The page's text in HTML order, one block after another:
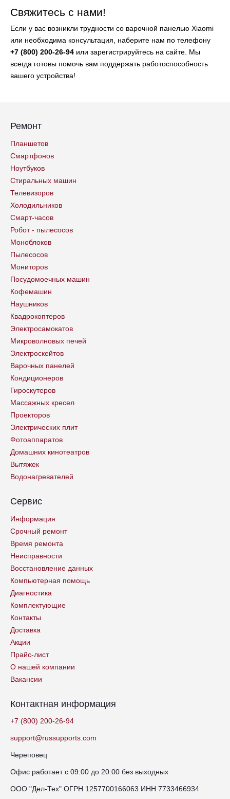
Свяжитесь с нами!
Если у вас возникли трудности со варочной панелью Xiaomi
или необходима консультация, наберите нам по телефону
+7 (800) 200-26-94 или зарегистрируйтесь на сайте. Мы
всегда готовы помочь вам поддержать работоспособность
вашего устройства!
Ремонт
Планшетов
Смартфонов
Ноутбуков
Стиральных машин
Телевизоров
Холодильников
Смарт-часов
Робот - пылесосов
Моноблоков
Пылесосов
Мониторов
Посудомоечных машин
Кофемашин
Наушников
Квадрокоптеров
Электросамокатов
Микроволновых печей
Электроскейтов
Варочных панелей
Кондиционеров
Гироскутеров
Массажных кресел
Проекторов
Электрических плит
Фотоаппаратов
Домашних кинотеатров
Вытяжек
Водонагревателей
Сервис
Информация
Срочный ремонт
Время ремонта
Неисправности
Восстановление данных
Компьютерная помощь
Диагностика
Комплектующие
Контакты
Доставка
Акции
Прайс-лист
О нашей компании
Вакансии
Контактная информация
+7 (800) 200-26-94
support@russupports.com
Череповец
Офис работает с 09:00 до 20:00 без выходных
ООО "Дел-Тех" ОГРН 1257700166063 ИНН 7733466934